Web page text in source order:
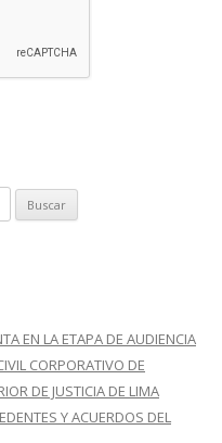
EN LA ETAPA DE AUDIENCIA
CORPORATIVO DE
DE JUSTICIA DE LIMA
Y ACUERDOS DEL